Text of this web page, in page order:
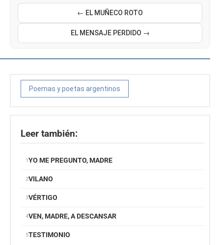
← EL MUÑECO ROTO
EL MENSAJE PERDIDO →
Poemas y poetas argentinos
Leer también:
YO ME PREGUNTO, MADRE
VILANO
VÉRTIGO
VEN, MADRE, A DESCANSAR
TESTIMONIO